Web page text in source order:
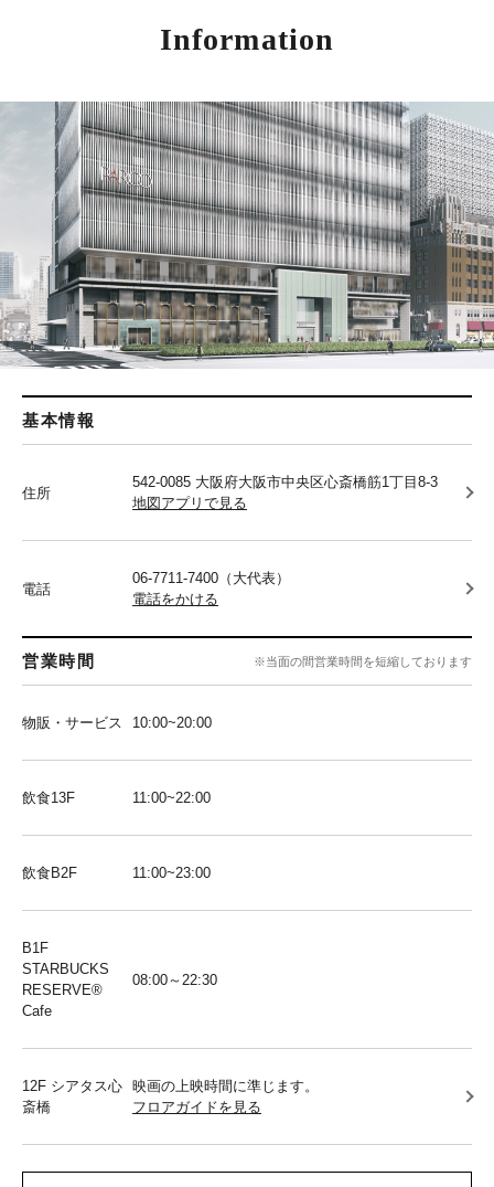
Information
基本情報
住所
542-0085 大阪府大阪市中央区心斎橋筋1丁目8-3
地図アプリで見る
電話
06-7711-7400（大代表）
電話をかける
営業時間 ※当面の間営業時間を短縮しております
物販・サービス 10:00~20:00
飲食13F 11:00~22:00
飲食B2F 11:00~23:00
B1F
STARBUCKS
RESERVE®︎
Cafe
08:00～22:30
12F シアタス心
斎橋
映画の上映時間に準じます。
フロアガイドを見る